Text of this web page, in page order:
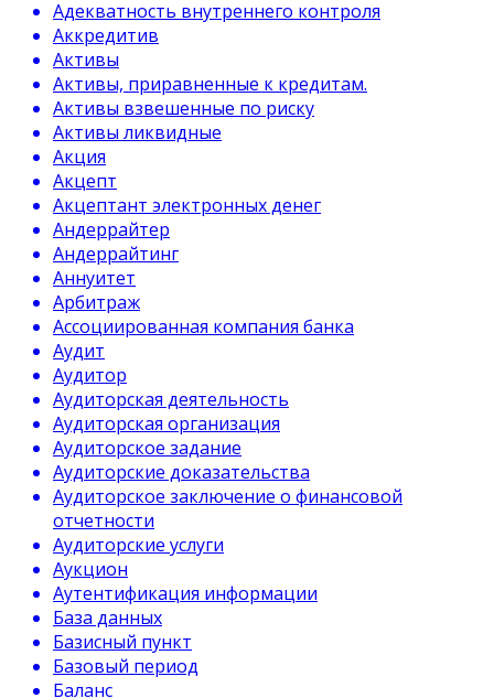
Адекватность внутреннего контроля
Аккредитив
Активы
Активы, приравненные к кредитам.
Активы взвешенные по риску
Активы ликвидные
Акция
Акцепт
Акцептант электронных денег
Андеррайтер
Андеррайтинг
Аннуитет
Арбитраж
Ассоциированная компания банка
Аудит
Аудитор
Аудиторская деятельность
Аудиторская организация
Аудиторское задание
Аудиторские доказательства
Аудиторское заключение о финансовой
отчетности
Аудиторские услуги
Аукцион
Аутентификация информации
База данных
Базисный пункт
Базовый период
Баланс